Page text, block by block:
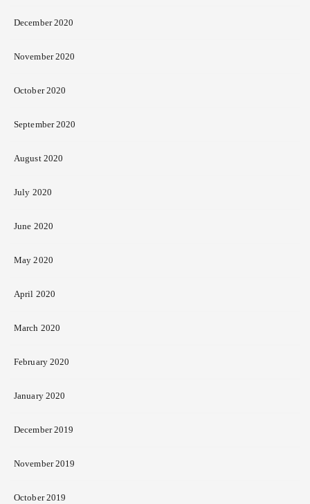
December 2020
November 2020
October 2020
September 2020
August 2020
July 2020
June 2020
May 2020
April 2020
March 2020
February 2020
January 2020
December 2019
November 2019
October 2019